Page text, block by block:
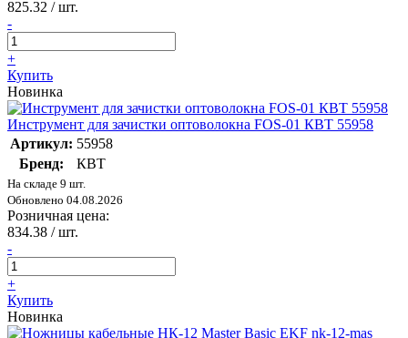
825.32 / шт.
-
+
Купить
Новинка
Инструмент для зачистки оптоволокна FOS-01 КВТ 55958
Артикул: 55958
Бренд:
КВТ
На складе 9 шт.
Обновлено 04.08.2026
Розничная цена:
834.38 / шт.
-
+
Купить
Новинка